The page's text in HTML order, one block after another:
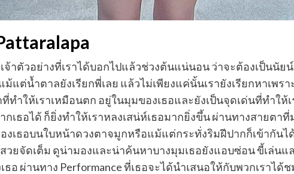
จ้าตัวอย่างที่เราได้บอกไปแล้วช่วงต้นแน่นอน ว่าจะต้องเป็นนัย
ม้แต่น้ำตาลยังเรียกพี่เลย แล้วไม่เพียงแค่นั้นเรายังเรียกหาเพร
ทำให้เราเหมือนตก อยู่ในมุมของเธอและยังเป็นจุดเด่นที่ทำให้
เธอได้ ก็ยิ่งทำให้เราหลงเสน่ห์เธอมากยิ่งขึ้น ผ่านทางสายตาที่
องเธอบนใบหน้าดวงตาจมูกหรือแม้แต่กระทั่งริมฝีปากก็เข้ากันไ
วยจัดเต็ม ดูน่ามองและน่าค้นหาบางมุมเธอยังแอบซ่อน ขี้เล่นแ
อ ผ่านทาง Performance ที่เธอจะได้นำเสนอให้กับพวกเราได้ช